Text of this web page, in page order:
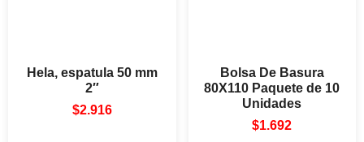
Hela, espatula 50 mm
2″
$2.916
Bolsa De Basura
80X110 Paquete de 10
Unidades
$1.692